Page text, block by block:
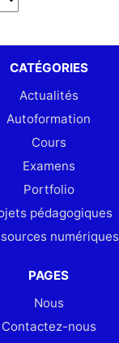
CATÉGORIES
Actualités
Autoformation
Cours
Examens
Portfolio
pédagogiques
numériques
PAGES
Nous
Contactez-nous